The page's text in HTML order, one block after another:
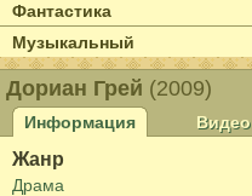
Фантастика
Музыкальный
Дориан Грей (2009)
Информация Видео
Жанр
Драма